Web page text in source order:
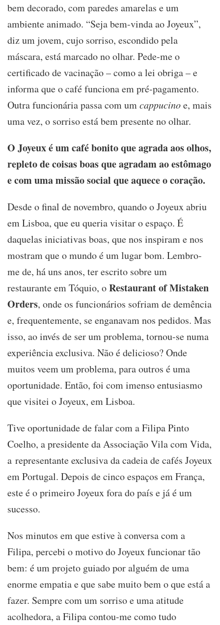
bem decorado, com paredes amarelas e um
ambiente animado. “Seja bem-vinda ao Joyeux”,
diz um jovem, cujo sorriso, escondido pela
máscara, está marcado no olhar. Pede-me o
certificado de vacinação – como a lei obriga – e
informa que o café funciona em pré-pagamento.
Outra funcionária passa com umcappucinoe, mais
uma vez, o sorriso está bem presente no olhar.
O Joyeux é um café bonito que agrada aos olhos,
repleto de coisas boas que agradam ao estômago
e com uma missão social que aquece o coração.
Desde o final de novembro, quando o Joyeux abriu
em Lisboa, que eu queria visitar o espaço. É
daquelas iniciativas boas, que nos inspiram e nos
mostram que o mundo é um lugar bom. Lembro-
me de, há uns anos, ter escrito sobre um
restaurante em Tóquio, oRestaurant of Mistaken
Orders, onde os funcionários sofriam de demência
e, frequentemente, se enganavam nos pedidos. Mas
isso, ao invés de ser um problema, tornou-se numa
experiência exclusiva. Não é delicioso? Onde
muitos veem um problema, para outros é uma
oportunidade. Então, foi com imenso entusiasmo
que visitei o Joyeux, em Lisboa.
Tive oportunidade de falar com a Filipa Pinto
Coelho, a presidente da Associação Vila com Vida,
a representante exclusiva da cadeia de cafés Joyeux
em Portugal. Depois de cinco espaços em França,
este é o primeiro Joyeux fora do país e já é um
sucesso.
Nos minutos em que estive à conversa com a
Filipa, percebi o motivo do Joyeux funcionar tão
bem: é um projeto guiado por alguém de uma
enorme empatia e que sabe muito bem o que está a
fazer. Sempre com um sorriso e uma atitude
acolhedora, a Filipa contou-me como tudo